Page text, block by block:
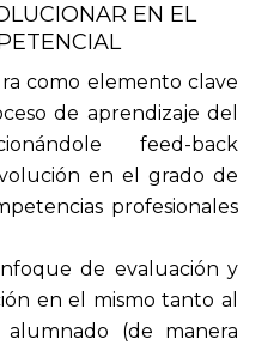
EN EL
como elemento clave
de aprendizaje del
feed-back
en el grado de
profesionales
de evaluación y
en el mismo tanto al
(de manera